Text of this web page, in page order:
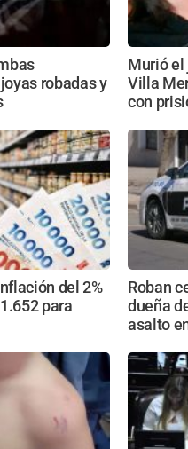
robadas y
Murió el
Villa
con
del 2%
para
Roban
dueña
asalto